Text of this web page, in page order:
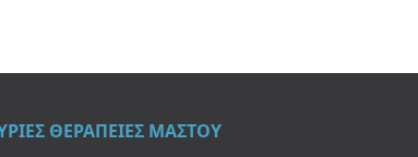
ΘΕΡΑΠΕΙΕΣ ΜΑΣΤΟΥ